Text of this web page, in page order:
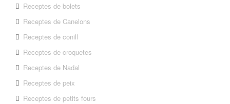
Receptes de bolets
Receptes de Canelons
Receptes de conill
Receptes de croquetes
Receptes de Nadal
Receptes de peix
Receptes de petits fours